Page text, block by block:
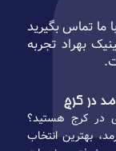
ما تماس بگیرید
بهراد تجربه
در کرج
در کرج هستید؟
بهترین انتخاب